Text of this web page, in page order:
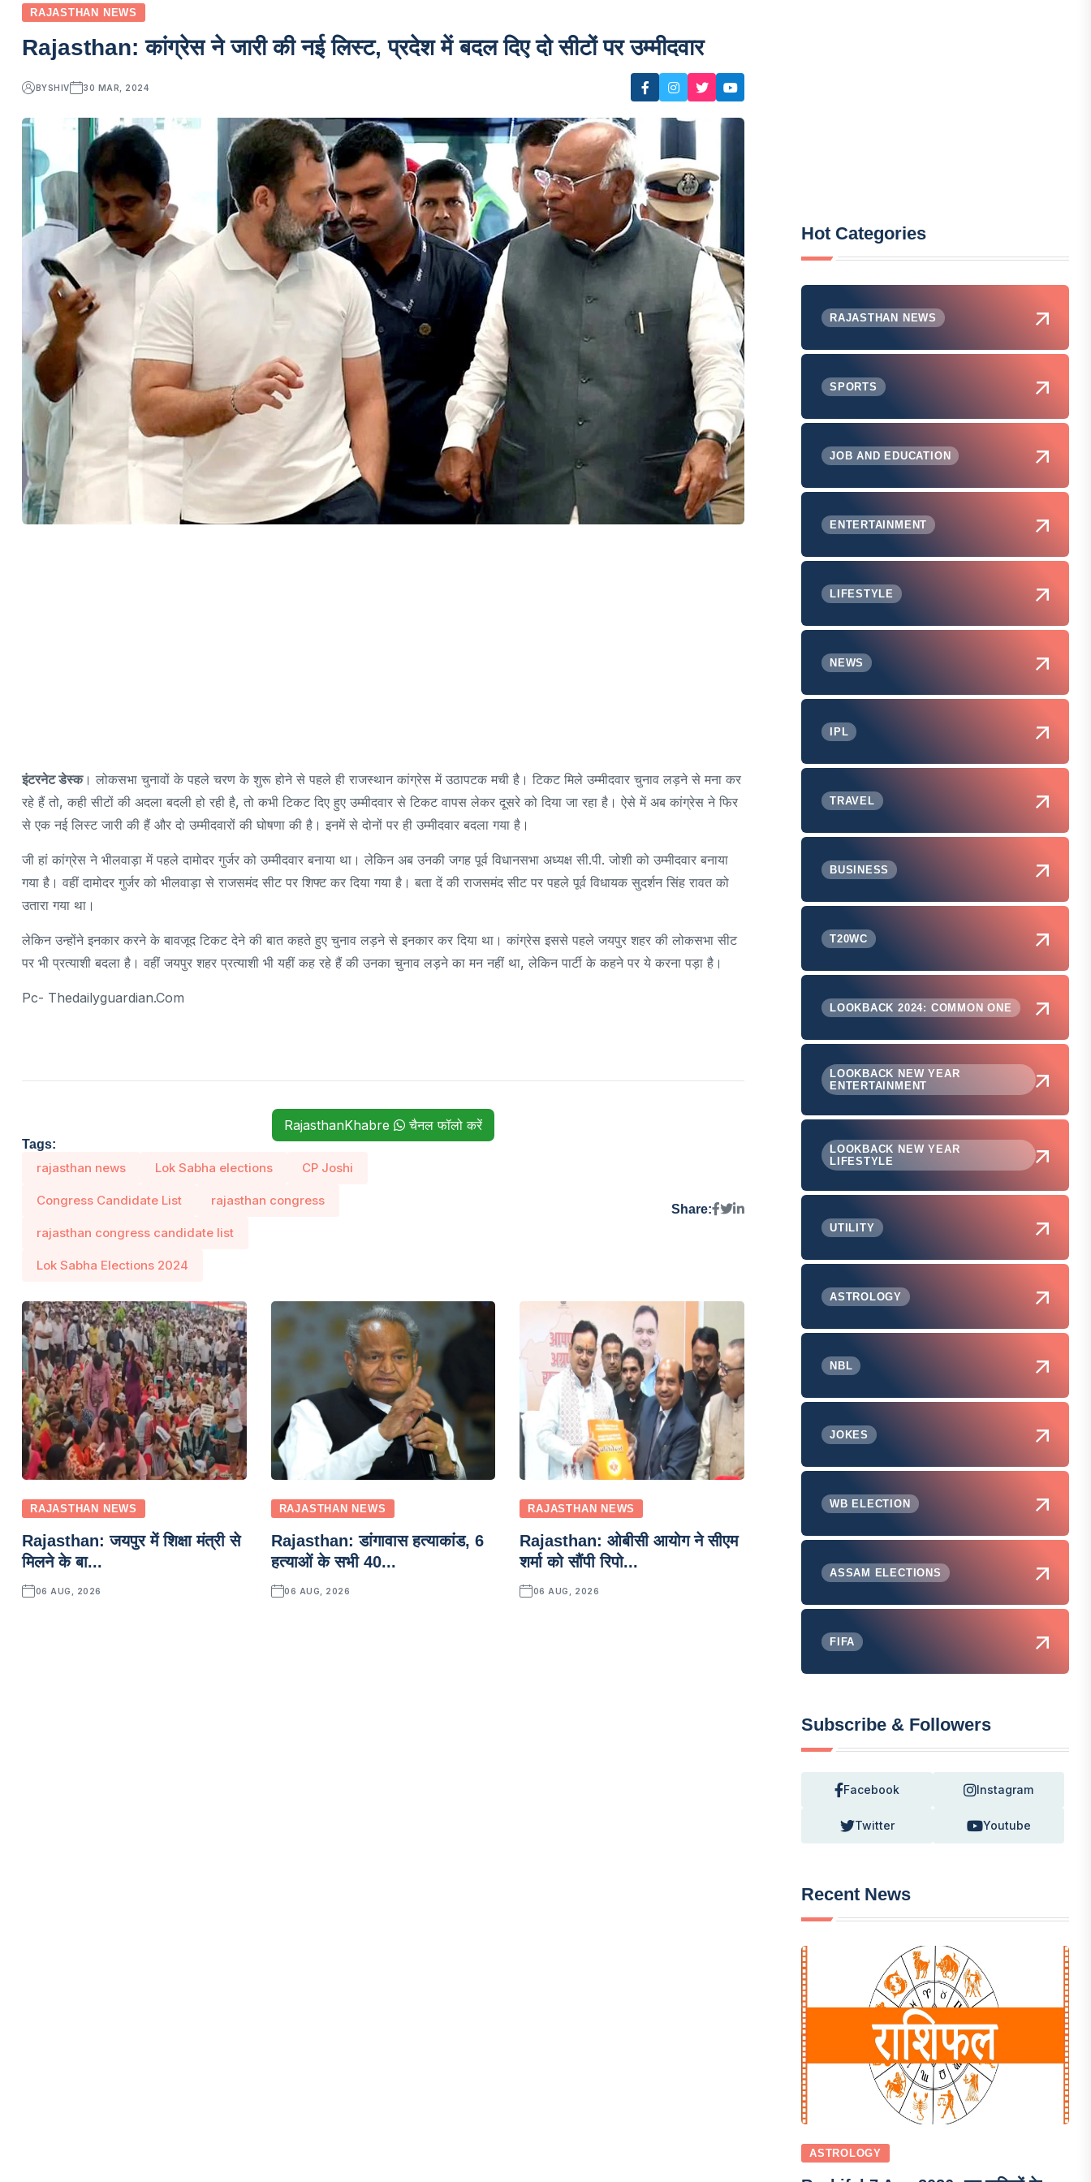
RAJASTHAN NEWS
Rajasthan: कांग्रेस ने जारी की नई लिस्ट, प्रदेश में बदल दिए दो सीटों पर उम्मीदवार
BYSHIV 30 MAR, 2024
इंटरनेट डेस्क। लोकसभा चुनावों के पहले चरण के शुरू होने से पहले ही राजस्थान कांग्रेस में उठापटक मची है। टिकट मिले उम्मीदवार चुनाव लड़ने से मना कर
रहे हैं तो, कही सीटों की अदला बदली हो रही है, तो कभी टिकट दिए हुए उम्मीदवार से टिकट वापस लेकर दूसरे को दिया जा रहा है। ऐसे में अब कांग्रेस ने फिर
से एक नई लिस्ट जारी की हैं और दो उम्मीदवारों की घोषणा की है। इनमें से दोनों पर ही उम्मीदवार बदला गया है।
जी हां कांग्रेस ने भीलवाड़ा में पहले दामोदर गुर्जर को उम्मीदवार बनाया था। लेकिन अब उनकी जगह पूर्व विधानसभा अध्यक्ष सी.पी. जोशी को उम्मीदवार बनाया
गया है। वहीं दामोदर गुर्जर को भीलवाड़ा से राजसमंद सीट पर शिफ्ट कर दिया गया है। बता दें की राजसमंद सीट पर पहले पूर्व विधायक सुदर्शन सिंह रावत को
उतारा गया था।
लेकिन उन्होंने इनकार करने के बावजूद टिकट देने की बात कहते हुए चुनाव लड़ने से इनकार कर दिया था। कांग्रेस इससे पहले जयपुर शहर की लोकसभा सीट
पर भी प्रत्याशी बदला है। वहीं जयपुर शहर प्रत्याशी भी यहीं कह रहे हैं की उनका चुनाव लड़ने का मन नहीं था, लेकिन पार्टी के कहने पर ये करना पड़ा है।
Pc- Thedailyguardian.com
RajasthanKhabre चैनल फॉलो करें
Tags:
rajasthan news Lok Sabha elections CP Joshi
Congress Candidate List rajasthan congress
rajasthan congress candidate list
Lok Sabha Elections 2024
Share:
RAJASTHAN NEWS
Rajasthan: जयपुर में शिक्षा मंत्री से
मिलने के बा...
06 AUG, 2026
RAJASTHAN NEWS
Rajasthan: डांगावास हत्याकांड, 6
हत्याओं के सभी 40...
06 AUG, 2026
RAJASTHAN NEWS
Rajasthan: ओबीसी आयोग ने सीएम
शर्मा को सौंपी रिपो...
06 AUG, 2026
Hot Categories
RAJASTHAN NEWS
SPORTS
JOB AND EDUCATION
ENTERTAINMENT
LIFESTYLE
NEWS
IPL
TRAVEL
BUSINESS
T20WC
LOOKBACK 2024: COMMON ONE
LOOKBACK NEW YEAR
ENTERTAINMENT
LOOKBACK NEW YEAR
LIFESTYLE
UTILITY
ASTROLOGY
NBL
JOKES
WB ELECTION
ASSAM ELECTIONS
FIFA
Subscribe & Followers
Facebook Instagram
Twitter Youtube
Recent News
ASTROLOGY